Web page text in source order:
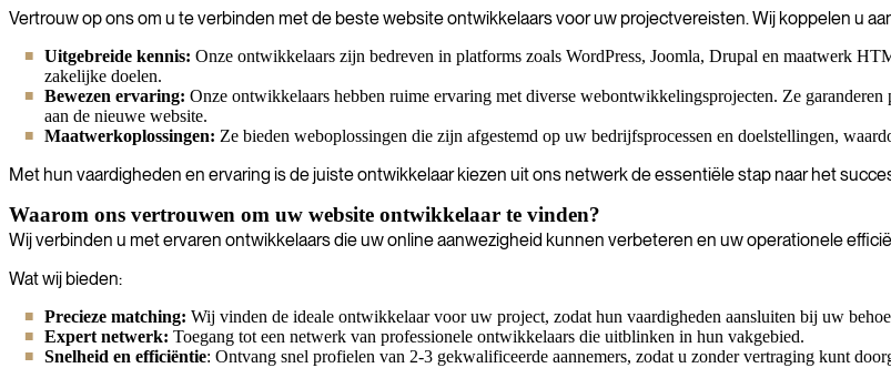
Wij revolutioneren uw digitale aanwezigheid met krachtige webontwikkelingsoplossingen die groei stimuleren, de
Vertrouw op ons om u te verbinden met de beste website ontwikkelaars voor uw projectvereisten. Wij koppelen u
Uitgebreide kennis: Onze ontwikkelaars zijn bedreven in platforms zoals WordPress, Joomla, Drupal en maatwerk
zakelijke doelen.
Bewezen ervaring: Onze ontwikkelaars hebben ruime ervaring met diverse webontwikkelingsprojecten. Ze
aan de nieuwe website.
Maatwerkoplossingen: Ze bieden weboplossingen die zijn afgestemd op uw bedrijfsprocessen en doelstellingen,
Met hun vaardigheden en ervaring is de juiste ontwikkelaar kiezen uit ons netwerk de essentiële stap naar het
Waarom ons vertrouwen om uw website ontwikkelaar te vinden?
Wij verbinden u met ervaren ontwikkelaars die uw online aanwezigheid kunnen verbeteren en uw operationele
Wat wij bieden:
Precieze matching: Wij vinden de ideale ontwikkelaar voor uw project, zodat hun vaardigheden aansluiten bij uw
Expert netwerk: Toegang tot een netwerk van professionele ontwikkelaars die uitblinken in hun vakgebied.
Snelheid en efficiëntie: Ontvang snel profielen van 2-3 gekwalificeerde aannemers, zodat u zonder vertraging kunt